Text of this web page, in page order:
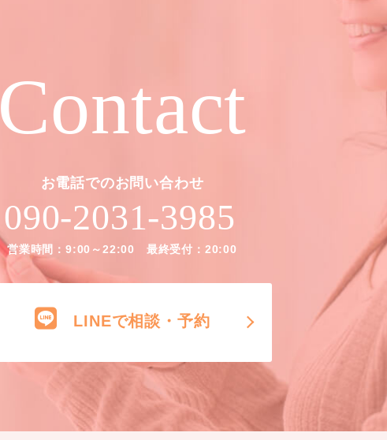
Contact
お電話でのお問い合わせ
090-2031-3985
営業時間：9:00～22:00 最終受付：20:00
LINEで相談・予約